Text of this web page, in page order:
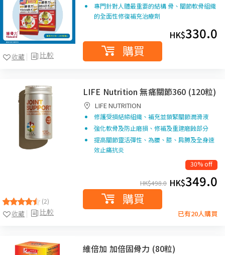
比較
收藏
專門針對人體最重要的結構 骨、關節軟骨組織
的全面性修復補充治療劑
HK$330.0
購買
(2)
比較
收藏
LIFE Nutrition 無痛關節360 (120粒)
LIFE NUTRITION
修護受損結締組織、補充並鎖緊關節潤滑液
強化軟骨及防止磨損、修補及重建磨蝕部分
提高關節靈活彈性、為腰、膝、肩膊及全身速
效止痛抗炎
30% off
HK$498.0 HK$349.0
購買
已有20人購買
維倍加 加倍固骨力 (80粒)